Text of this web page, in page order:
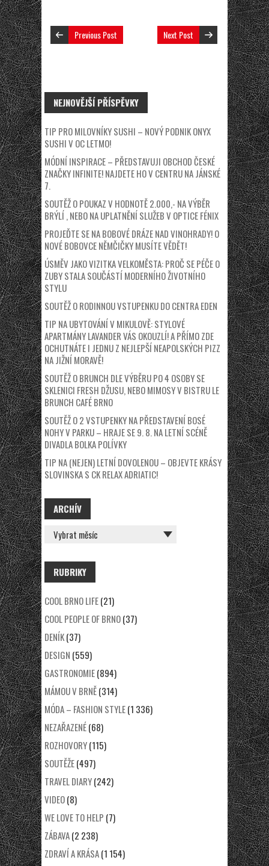
Previous Post Next Post
NEJNOVĚJŠÍ PŘÍSPĚVKY
TIP PRO MILOVNÍKY SUSHI – NOVÝ PODNIK ONYX
SUSHI V OC LETMO!
MÓDNÍ INSPIRACE – PŘEDSTAVUJI OBCHOD ČESKÉ
ZNAČKY INFINITE! NAJDETE HO V CENTRU NA JÁNSKÉ
7.
SOUTĚŽ O POUKAZ V HODNOTĚ 2.000,- NA VÝBĚR
BRÝLÍ , NEBO NA UPLATNĚNÍ SLUŽEB V OPTICE FÉNIX
PROJEĎTE SE NA BOBOVÉ DRÁZE NAD VINOHRADY! O
NOVÉ BOBOVCE NĚMČIČKY MUSÍTE VĚDĚT!
ÚSMĚV JAKO VIZITKA VELKOMĚSTA: PROČ SE PÉČE O
ZUBY STALA SOUČÁSTÍ MODERNÍHO ŽIVOTNÍHO
STYLU
SOUTĚŽ O RODINNOU VSTUPENKU DO CENTRA EDEN
TIP NA UBYTOVÁNÍ V MIKULOVĚ: STYLOVÉ
APARTMÁNY LAVANDER VÁS OKOUZLÍ! A PŘÍMO ZDE
OCHUTNÁTE I JEDNU Z NEJLEPŠÍ NEAPOLSKÝCH PIZZ
NA JIŽNÍ MORAVĚ!
SOUTĚŽ O BRUNCH DLE VÝBĚRU PO 4 OSOBY SE
SKLENICI FRESH DŽUSU, NEBO MIMOSY V BISTRU LE
BRUNCH CAFÉ BRNO
SOUTĚŽ O 2 VSTUPENKY NA PŘEDSTAVENÍ BOSÉ
NOHY V PARKU – HRAJE SE 9. 8. NA LETNÍ SCÉNĚ
DIVADLA BOLKA POLÍVKY
TIP NA (NEJEN) LETNÍ DOVOLENOU – OBJEVTE KRÁSY
SLOVINSKA S CK RELAX ADRIATIC!
ARCHÍV
ARCHÍV
RUBRIKY
COOL BRNO LIFE(21)
COOL PEOPLE OF BRNO(37)
DENÍK(37)
DESIGN (559)
GASTRONOMIE(894)
MÁMOU V BRNĚ(314)
MÓDA – FASHION STYLE(1 336)
NEZAŘAZENÉ(68)
ROZHOVORY(115)
SOUTĚŽE(497)
TRAVEL DIARY(242)
VIDEO(8)
WE LOVE TO HELP (7)
ZÁBAVA(2 238)
ZDRAVÍ A KRÁSA(1 154)